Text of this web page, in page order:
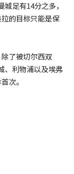
足有14分之多，
的目标只能是保
了被切尔西双
、利物浦以及埃弗
次。